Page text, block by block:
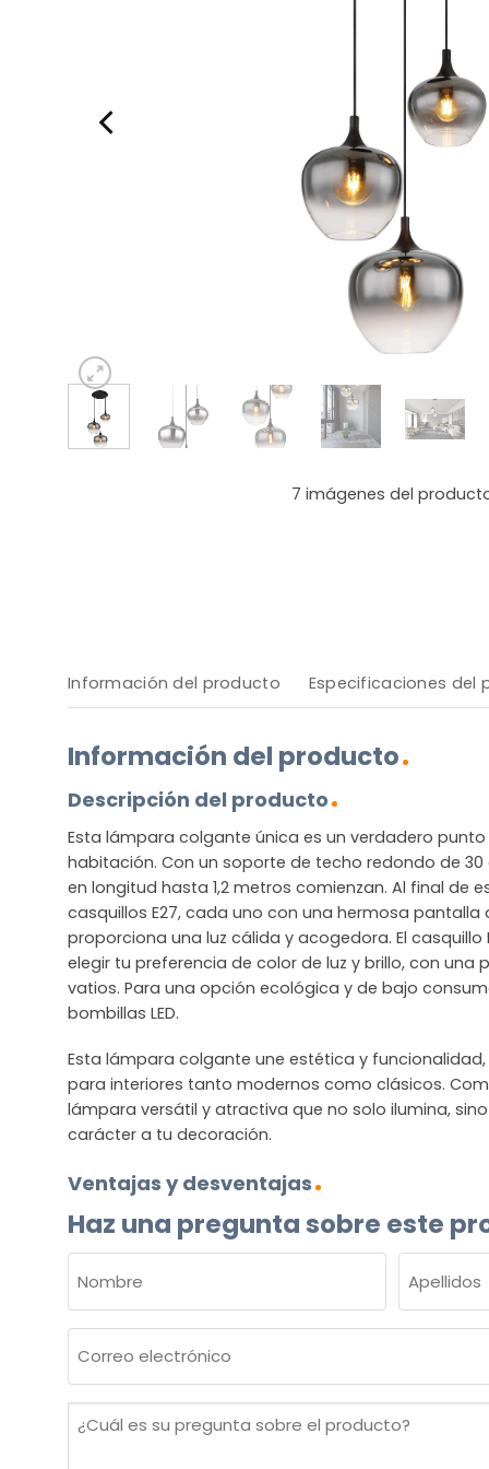
7 imágenes del
Información del producto Especificaciones del
Información del producto
Descripción del producto
Esta lámpara colgante única es un verdadero
habitación. Con un soporte de techo redondo de
en longitud hasta 1,2 metros comienzan. Al final de
casquillos E27, cada uno con una hermosa
proporciona una luz cálida y acogedora. El
elegir tu preferencia de color de luz y brillo, con una
vatios. Para una opción ecológica y de bajo
bombillas LED.
Esta lámpara colgante une estética y
para interiores tanto modernos como clásicos.
lámpara versátil y atractiva que no solo ilumina,
carácter a tu decoración.
Ventajas y desventajas
Haz una pregunta sobre este
(OBLIGATORIO)
Nombre Apellidos
electrónico
¿Cuál